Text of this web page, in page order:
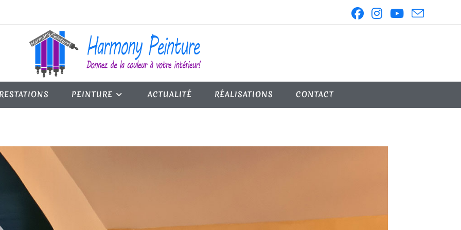
PEINTURE ACTUALITÉ RÉALISATIONS CONTACT